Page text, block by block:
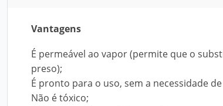
Vantagens
É permeável ao vapor (permite que o
preso);
É pronto para o uso, sem a necessidade
Não é tóxico;